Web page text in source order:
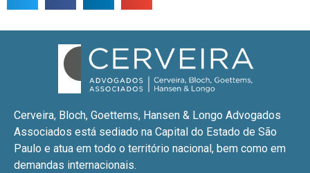
Cerveira, Bloch, Goettems, Hansen & Longo Advogados
Associados está sediado na Capital do Estado de São
Paulo e atua em todo o território nacional, bem como em
demandas internacionais.